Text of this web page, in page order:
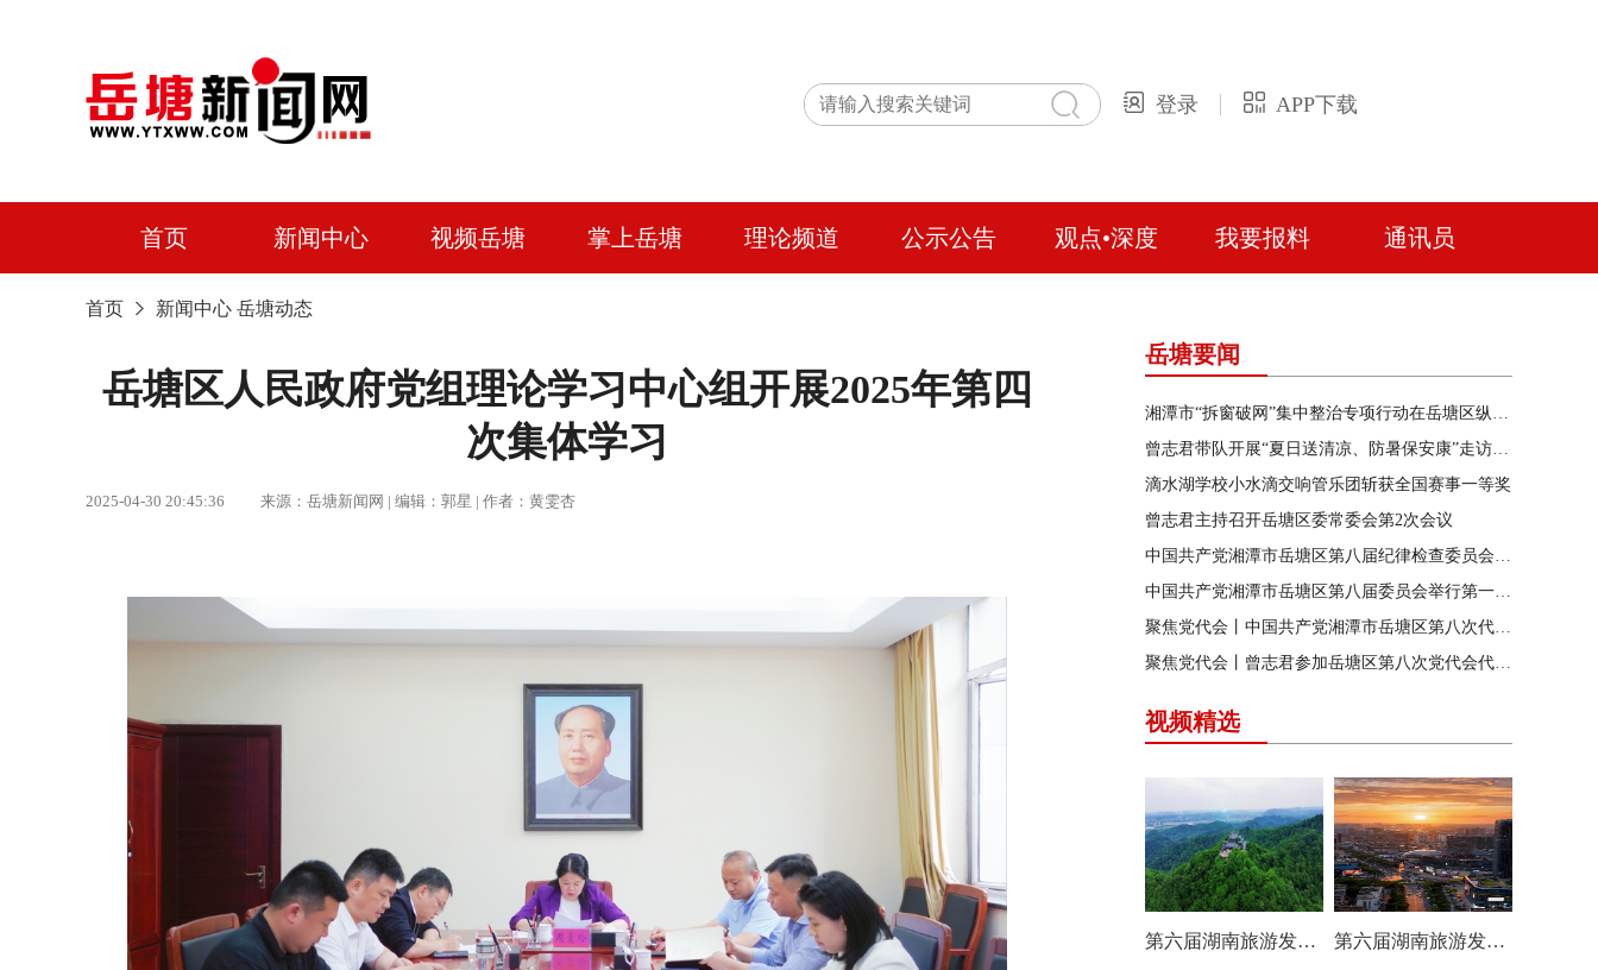
登录 APP下载
首页 新闻中心 视频岳塘 掌上岳塘 理论频道 公示公告 观点•深度 我要报料 通讯员
首页 新闻中心 岳塘动态
岳塘区人民政府党组理论学习中心组开展2025年第四
次集体学习
2025-04-30 20:45:36 来源：岳塘新闻网 | 编辑：郭星 | 作者：黄雯杏
岳塘要闻
湘潭市“拆窗破网”集中整治专项行动在岳塘区纵深推进
曾志君带队开展“夏日送清凉、防暑保安康”走访慰问
滴水湖学校小水滴交响管乐团斩获全国赛事一等奖
曾志君主持召开岳塘区委常委会第2次会议
中国共产党湘潭市岳塘区第八届纪律检查委员会召开第一次全体会议
中国共产党湘潭市岳塘区第八届委员会举行第一次全体（扩大）会议
聚焦党代会丨中国共产党湘潭市岳塘区第八次代表大会胜利闭幕
聚焦党代会丨曾志君参加岳塘区第八次党代会代表团分团讨论
视频精选
第六届湖南旅游发展大会丨岳塘区：一村一景 一步一趣 第六届湖南旅游发展大会丨阿莲潭宝带你云游岳塘（二）